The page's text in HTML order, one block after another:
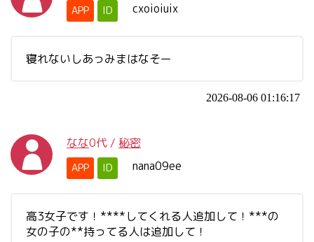
APP ID cxoioiuix
寝れないしあっみまはなそー
2026-08-06 01:16:17
なな0代 / 秘密
APP ID nana09ee
高3女子です！****してくれる人追加して！***の
女の子の**持ってる人は追加して！